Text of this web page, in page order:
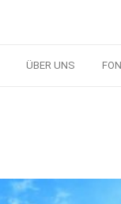
ÜBER UNS